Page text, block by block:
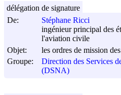
De:
Stéphane Ricci
ingénieur principal des
l'aviation civile
Objet:
les ordres de mission
Groupe:
Direction des Services
(DSNA)
délégation de signature